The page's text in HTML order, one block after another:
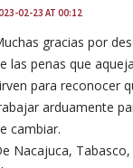
02-23 AT 00:12
gracias por
las penas que
para reconocer
arduamente
cambiar.
Nacajuca,